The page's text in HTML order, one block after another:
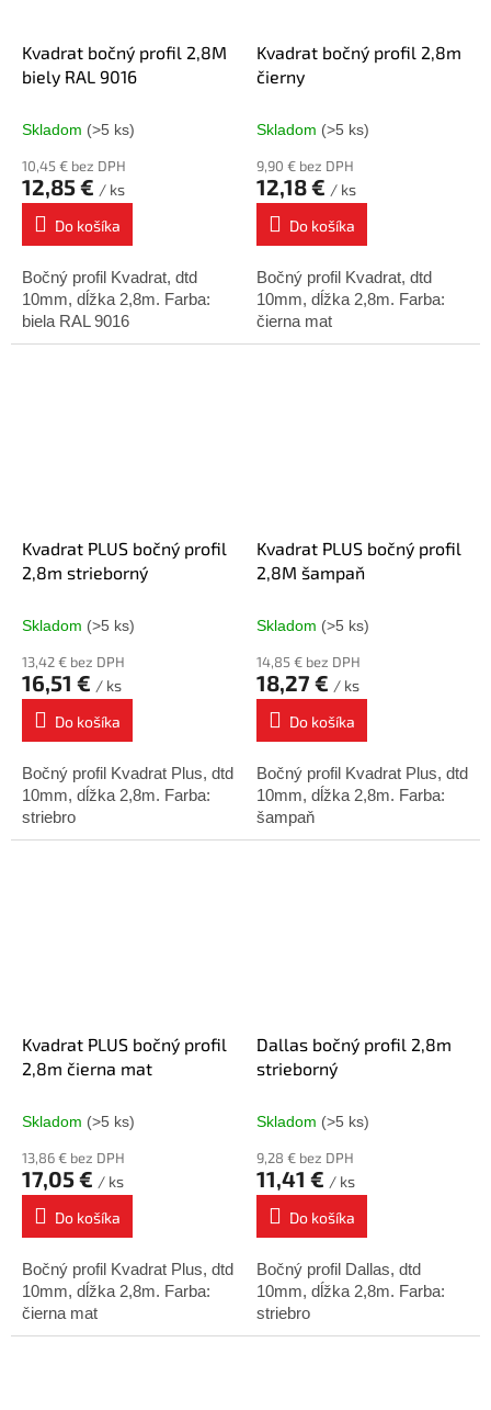
Kvadrat bočný profil 2,8M
biely RAL 9016
Skladom (>5 ks)
10,45 € bez DPH
12,85 € / ks
Do košíka
Bočný profil Kvadrat, dtd
10mm, dĺžka 2,8m. Farba:
biela RAL 9016
Kvadrat bočný profil 2,8m
čierny
Skladom (>5 ks)
9,90 € bez DPH
12,18 € / ks
Do košíka
Bočný profil Kvadrat, dtd
10mm, dĺžka 2,8m. Farba:
čierna mat
Kvadrat PLUS bočný profil
2,8m strieborný
Skladom (>5 ks)
13,42 € bez DPH
16,51 € / ks
Do košíka
Bočný profil Kvadrat Plus, dtd
10mm, dĺžka 2,8m. Farba:
striebro
Kvadrat PLUS bočný profil
2,8M šampaň
Skladom (>5 ks)
14,85 € bez DPH
18,27 € / ks
Do košíka
Bočný profil Kvadrat Plus, dtd
10mm, dĺžka 2,8m. Farba:
šampaň
Kvadrat PLUS bočný profil
2,8m čierna mat
Skladom (>5 ks)
13,86 € bez DPH
17,05 € / ks
Do košíka
Bočný profil Kvadrat Plus, dtd
10mm, dĺžka 2,8m. Farba:
čierna mat
Dallas bočný profil 2,8m
strieborný
Skladom (>5 ks)
9,28 € bez DPH
11,41 € / ks
Do košíka
Bočný profil Dallas, dtd
10mm, dĺžka 2,8m. Farba:
striebro